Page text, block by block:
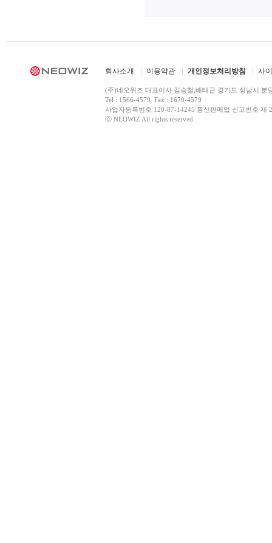
회사소개 이용약관 개인정보처리방침 사
(주)네오위즈 대표이사 김승철,배태근 경기도 성남시 분
Tel : 1566-4579 Fax : 1670-4579
사업자등록번호 120-87-14245 통신판매업 신고번호 제
ⓒ NEOWIZ All rights reserved.